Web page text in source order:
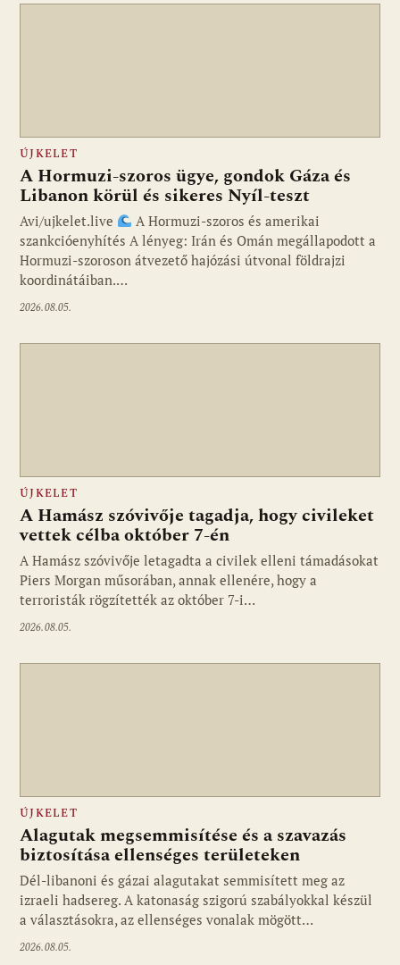
ÚJKELET
A Hormuzi-szoros ügye, gondok Gáza és
Libanon körül és sikeres Nyíl-teszt
Avi/ujkelet.live
A Hormuzi-szoros és amerikai
szankcióenyhítés A lényeg: Irán és Omán megállapodott a
Hormuzi-szoroson átvezető hajózási útvonal földrajzi
koordinátáiban.…
2026.08.05.
ÚJKELET
A Hamász szóvivője tagadja, hogy civileket
vettek célba október 7-én
A Hamász szóvivője letagadta a civilek elleni támadásokat
Piers Morgan műsorában, annak ellenére, hogy a
terroristák rögzítették az október 7-i…
2026.08.05.
ÚJKELET
Alagutak megsemmisítése és a szavazás
biztosítása ellenséges területeken
Dél-libanoni és gázai alagutakat semmisített meg az
izraeli hadsereg. A katonaság szigorú szabályokkal készül
a választásokra, az ellenséges vonalak mögött…
2026.08.05.